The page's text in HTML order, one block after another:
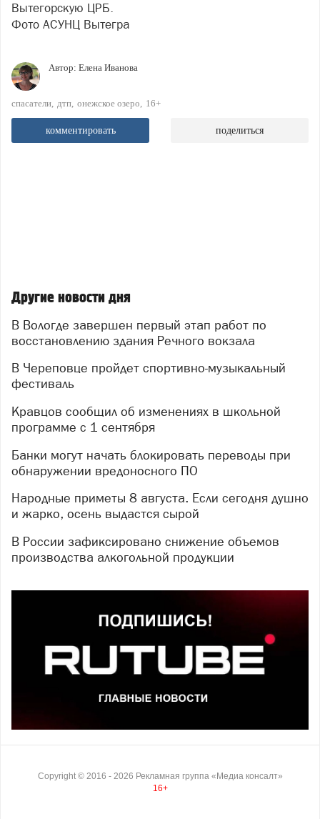
Вытегорскую ЦРБ.
Фото АСУНЦ Вытегра
Автор: Елена Иванова
спасатели дтп онежское озеро 16+
комментировать поделиться
Другие новости дня
В Вологде завершен первый этап работ по
восстановлению здания Речного вокзала
В Череповце пройдет спортивно-музыкальный
фестиваль
Кравцов сообщил об изменениях в школьной
программе с 1 сентября
Банки могут начать блокировать переводы при
обнаружении вредоносного ПО
Народные приметы 8 августа. Если сегодня душно
и жарко, осень выдастся сырой
В России зафиксировано снижение объемов
производства алкогольной продукции
Copyright © 2016 - 2026 Рекламная группа «Медиа консалт»
16+